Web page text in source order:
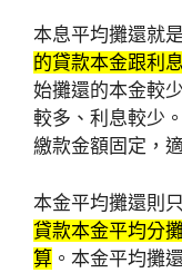
本息平均攤還就
的貸款本金跟利
始攤還的本金較
較多、利息較少
繳款金額固定，
本金平均攤還則
貸款本金平均分
算 。本金平均攤